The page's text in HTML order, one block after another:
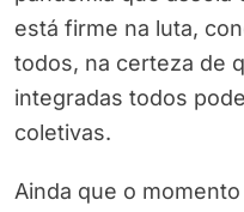
está firme na luta,
todos, na certeza de
integradas todos
coletivas.
Ainda que o